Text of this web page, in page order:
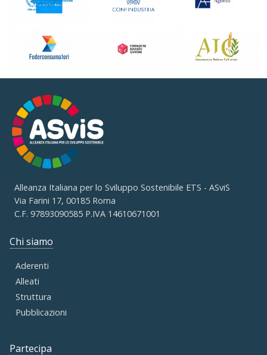
Alleanza Italiana per lo Sviluppo Sostenibile ETS - ASviS
Via Farini 17, 00185 Roma
C.F. 97893090585 P.IVA 14610671001
Chi siamo
Aderenti
Alleati
Struttura
Pubblicazioni
Partecipa